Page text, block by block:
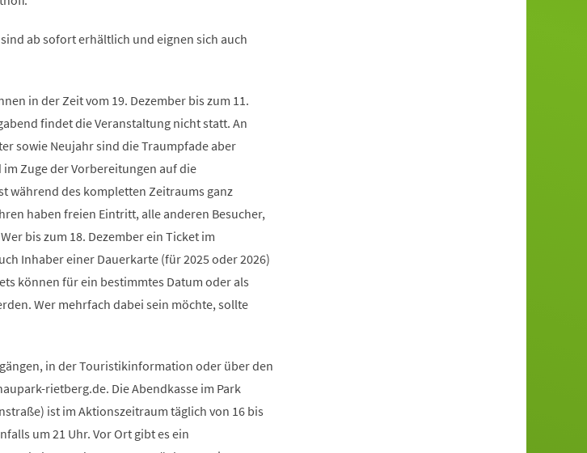
ab sofort erhältlich und eignen sich auch
in der Zeit vom 19. Dezember bis zum 11.
findet die Veranstaltung nicht statt. An
sowie Neujahr sind die Traumpfade aber
Zuge der Vorbereitungen auf die
während des kompletten Zeitraums ganz
haben freien Eintritt, alle anderen Besucher,
bis zum 18. Dezember ein Ticket im
Inhaber einer Dauerkarte (für 2025 oder 2026)
können für ein bestimmtes Datum oder als
Wer mehrfach dabei sein möchte, sollte
in der Touristikinformation oder über den
rietberg.de. Die Abendkasse im Park
ist im Aktionszeitraum täglich von 16 bis
um 21 Uhr. Vor Ort gibt es ein